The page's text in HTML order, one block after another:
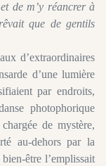
de m’y réancrer à
que de gentils
d’extraordinaires
d’une lumière
par endroits,
photophorique
de mystère,
au-dehors par la
être l’emplissait